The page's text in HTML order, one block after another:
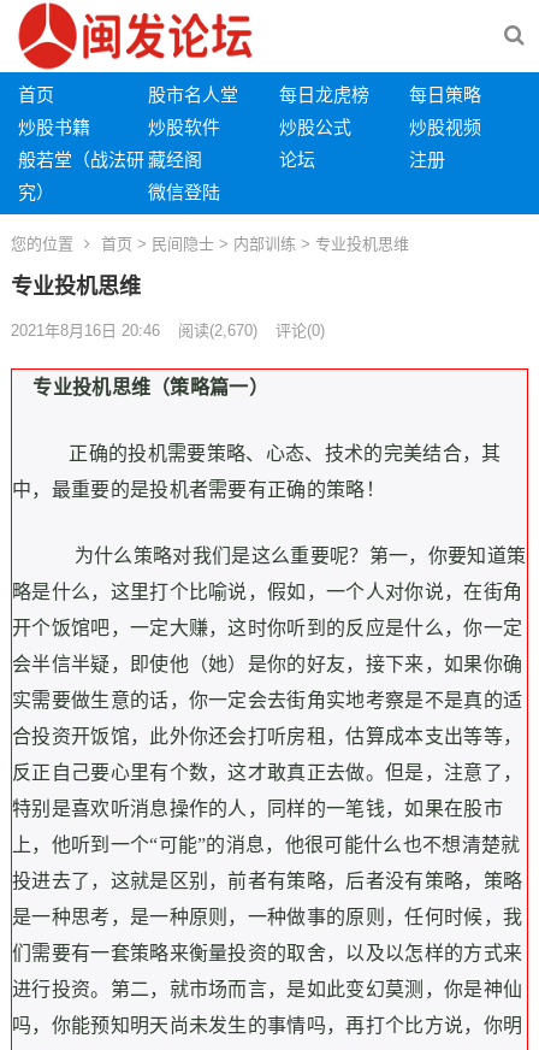
首页 股市名人堂 每日龙虎榜
每日策略
炒股书籍
炒股软件 炒股公式
炒股视频
般若堂（战法研
究）
藏经阁 论坛
注册
微信登陆
您的位置 首页 > 民间隐士> 内部训练 > 专业投机思维
专业投机思维
2021年8月16日 20:46 阅读(2,670) 评论(0)
专业投机思维（策略篇一）
正确的投机需要策略、心态、技术的完美结合，其
中，最重要的是投机者需要有正确的策略！
为什么策略对我们是这么重要呢？第一，你要知道策
略是什么，这里打个比喻说，假如，一个人对你说，在街角
开个饭馆吧，一定大赚，这时你听到的反应是什么，你一定
会半信半疑，即使他（她）是你的好友，接下来，如果你确
实需要做生意的话，你一定会去街角实地考察是不是真的适
合投资开饭馆，此外你还会打听房租，估算成本支出等等，
反正自己要心里有个数，这才敢真正去做。但是，注意了，
特别是喜欢听消息操作的人，同样的一笔钱，如果在股市
上，他听到一个“可能”的消息，他很可能什么也不想清楚就
投进去了，这就是区别，前者有策略，后者没有策略，策略
是一种思考，是一种原则，一种做事的原则，任何时候，我
们需要有一套策略来衡量投资的取舍，以及以怎样的方式来
进行投资。第二，就市场而言，是如此变幻莫测，你是神仙
吗，你能预知明天尚未发生的事情吗，再打个比方说，你明